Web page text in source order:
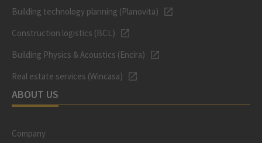
Building technology planning (Planovita)
Construction logistics (BCL)
Building Physics & Acoustics (Encira)
Real estate services (Wincasa)
ABOUT US
Company